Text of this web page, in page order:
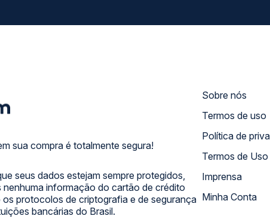
sua compra é totalmente segura!
seus dados estejam sempre protegidos,
nenhuma informação do cartão de crédito
os protocolos de criptografia e de segurança
bancárias do Brasil.
Sobre nós
Termos de uso
Política de
Termos
Imprensa
Minha Conta